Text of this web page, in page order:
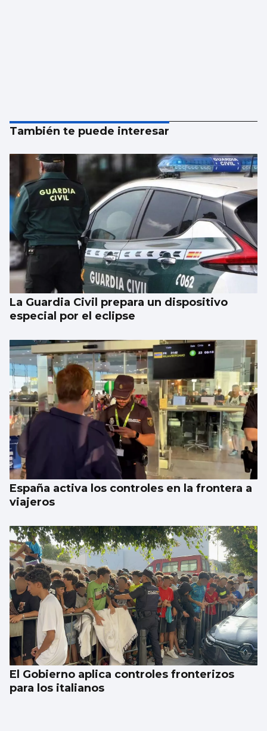
También te puede interesar
La Guardia Civil prepara un dispositivo
especial por el eclipse
España activa los controles en la frontera a
viajeros
El Gobierno aplica controles fronterizos
para los italianos